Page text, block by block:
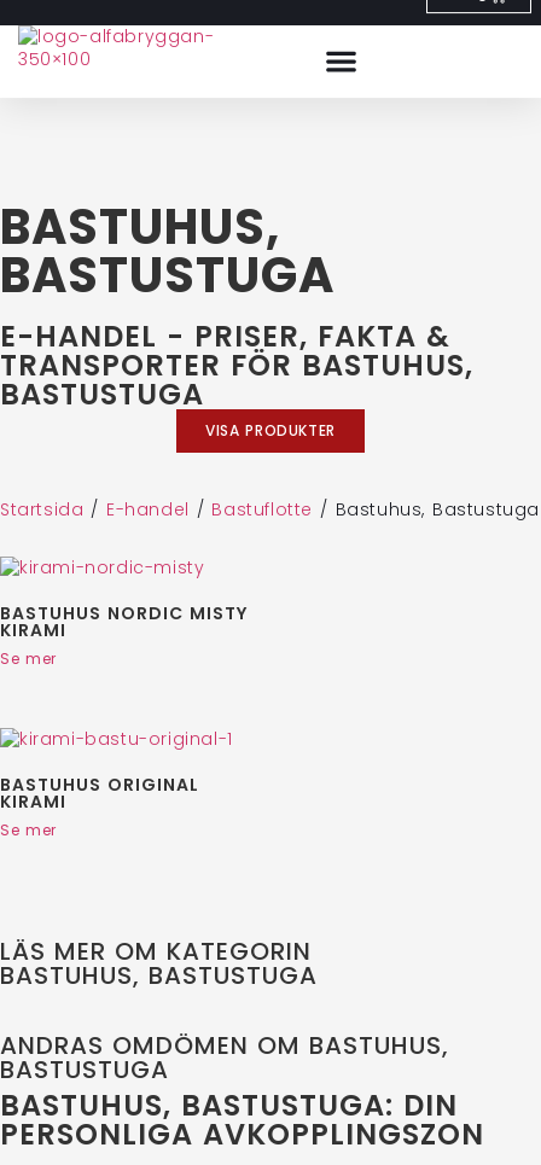
BASTUHUS,
BASTUSTUGA
E-HANDEL - PRISER, FAKTA &
TRANSPORTER FÖR BASTUHUS,
BASTUSTUGA
VISA PRODUKTER
Startsida / E-handel / Bastuflotte / Bastuhus, Bastustuga
BASTUHUS NORDIC MISTY
KIRAMI
Se mer
BASTUHUS ORIGINAL
KIRAMI
Se mer
LÄS MER OM KATEGORIN
BASTUHUS, BASTUSTUGA
ANDRAS OMDÖMEN OM BASTUHUS,
BASTUSTUGA
BASTUHUS, BASTUSTUGA: DIN
PERSONLIGA AVKOPPLINGSZON